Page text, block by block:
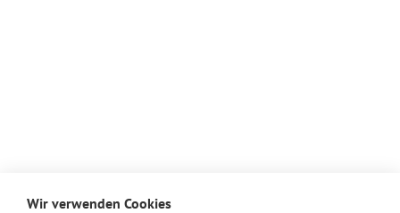
Wir verwenden Cookies